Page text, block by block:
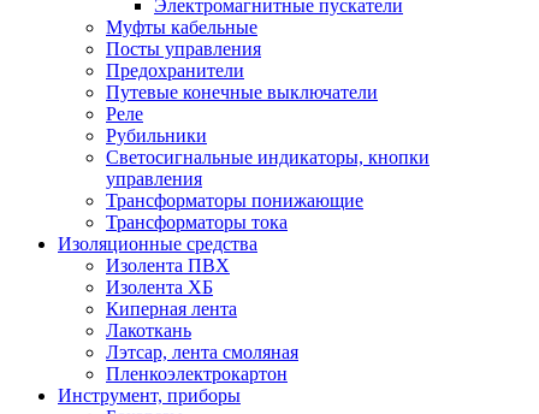
Электромагнитные пускатели
Муфты кабельные
Посты управления
Предохранители
Путевые конечные выключатели
Реле
Рубильники
Светосигнальные индикаторы, кнопки
управления
Трансформаторы понижающие
Трансформаторы тока
Изоляционные средства
Изолента ПВХ
Изолента ХБ
Киперная лента
Лакоткань
Лэтсар, лента смоляная
Пленкоэлектрокартон
Инструмент, приборы